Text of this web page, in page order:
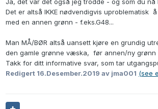
Ja, det var det også jeg trodde - og som du nå
Det er altså IKKE nødvendigvis uproblematisk
med en annen grønn - f.eks.G48...
Man MÅ/BØR altså uansett kjøre en grundig
den gamle grønne væska, før annen/ny grønn
Takk for ditt informative svar, som tar
Redigert 16.Desember.2019 av jma001 (see